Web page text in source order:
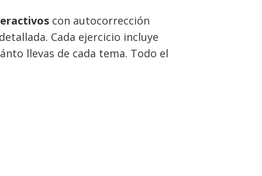
con autocorrección
Cada ejercicio incluye
llevas de cada tema. Todo el